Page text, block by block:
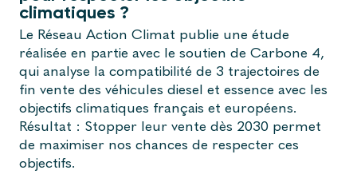
climatiques ?
Le Réseau Action Climat publie une étude
réalisée en partie avec le soutien de Carbone 4,
qui analyse la compatibilité de 3 trajectoires de
fin vente des véhicules diesel et essence avec les
objectifs climatiques français et européens.
Résultat : Stopper leur vente dès 2030 permet
de maximiser nos chances de respecter ces
objectifs.